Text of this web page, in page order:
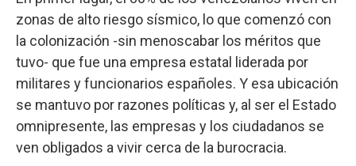
zonas de alto riesgo sísmico, lo que comenzó con
la colonización -sin menoscabar los méritos que
tuvo- que fue una empresa estatal liderada por
militares y funcionarios españoles. Y esa ubicación
se mantuvo por razones políticas y, al ser el Estado
omnipresente, las empresas y los ciudadanos se
ven obligados a vivir cerca de la burocracia.